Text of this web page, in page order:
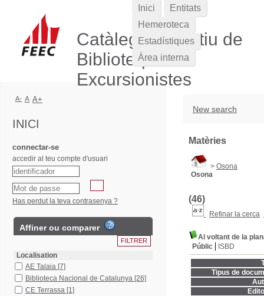
Catàleg Col·lectiu de
Biblioteques
Excursionistes
New search
Matèries
> Osona
Osona
(46)
Refinar la cerca
Al voltant de la
Públic
ISBD
Tipus de
Inici
Entitats
Hemeroteca
Estadístiques
Àrea interna
A- A A+
INICI
connectar-se
accedir al teu compte d'usuari
Has perdut la teva contrasenya ?
Affiner ou comparer
Localisation
AE Talaia [7]
Biblioteca Nacional de Catalunya [26]
CE Terrassa [1]